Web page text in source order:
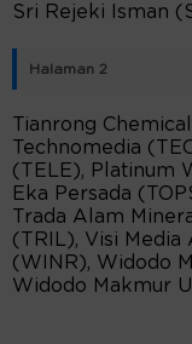
Sri Rejeki Isman
Halaman 2
Tianrong
Technomedia
(TELE), Platinum
Eka Persada
Trada Alam
(TRIL), Visi Media
(WINR), Widodo
Widodo Makmur